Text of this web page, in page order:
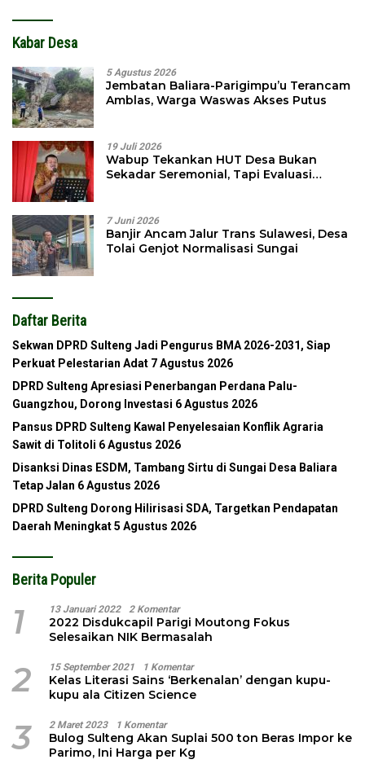
Kabar Desa
5 Agustus 2026
Jembatan Baliara-Parigimpu’u Terancam
Amblas, Warga Waswas Akses Putus
19 Juli 2026
Wabup Tekankan HUT Desa Bukan
Sekadar Seremonial, Tapi Evaluasi
7 Juni 2026
Banjir Ancam Jalur Trans Sulawesi, Desa
Tolai Genjot Normalisasi Sungai
Daftar Berita
Sekwan DPRD Sulteng Jadi Pengurus BMA 2026-2031, Siap
Perkuat Pelestarian Adat 7 Agustus 2026
DPRD Sulteng Apresiasi Penerbangan Perdana Palu-
Guangzhou, Dorong Investasi 6 Agustus 2026
Pansus DPRD Sulteng Kawal Penyelesaian Konflik Agraria
Sawit di Tolitoli 6 Agustus 2026
Disanksi Dinas ESDM, Tambang Sirtu di Sungai Desa Baliara
Tetap Jalan 6 Agustus 2026
DPRD Sulteng Dorong Hilirisasi SDA, Targetkan Pendapatan
Daerah Meningkat5 Agustus 2026
Berita Populer
1 13 Januari 2022 2 Komentar
2022 Disdukcapil Parigi Moutong Fokus
Selesaikan NIK Bermasalah
2 15 September 2021 1 Komentar
Kelas Literasi Sains ‘Berkenalan’ dengan kupu-
kupu ala Citizen Science
3 2 Maret 2023 1 Komentar
Bulog Sulteng Akan Suplai 500 ton Beras Impor ke
Parimo, Ini Harga per Kg